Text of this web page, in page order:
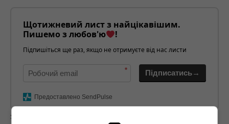
Щотижневий лист з найцікавішим.
Пишемо з любов'ю
!
Підпишіться ще раз, якщо не отримуєте від нас листи
* Підписатись→
Предоставлено SendPulse
загрузка...